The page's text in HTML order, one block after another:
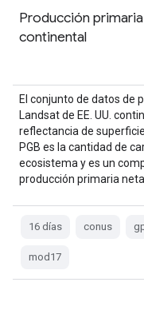
Producción
continental
El conjunto de datos de
Landsat de EE. UU.
reflectancia de
PGB es la cantidad de
ecosistema y es un
producción primaria neta
16 días conus
mod17